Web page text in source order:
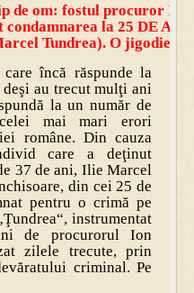
de om: fostul procuror Ion
la 25 DE
Tundrea). O jigodie!
încă răspunde la
au trecut mulţi ani
la un număr de
mai mari erori
române. Din cauza
care a deţinut
37 de ani, Ilie Marcel
din cei 25 de
pentru o crimă pe
instrumentat
de procurorul Ion
zilele trecute, prin
criminal. Pe